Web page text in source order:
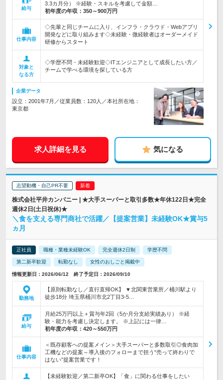
給与
3.3カ月分） ※経験・スキルを考慮して金額…
初年度の年収： 350～900万円
仕事内容
◇先輩と同じチームに入り、インフラ・クラウド・Webアプリ
開発などに取り組みます◇未経験・微経験者はオーダーメイド
研修からスタート
対象と
なる方
◇学歴不問・未経験歓迎◇ITエンジニアとして成長したい方／
チームで学べる環境を探している方
企業データ
設立：2001年7月／従業員数：120人／本社所在地：
東京都
求人詳細を見る 気になる
志望動機・自己PR不要
株式会社平井カンパニー | ★大手スーパーと取引多数★年休122日★完全
週休2日(土日祝休)★
＼食を支える専門商社で活躍／【提案営業】未経験OK★賞与5
ヵ月
正社員 職種・業種未経験OK 完全週休2日制 学歴不問
第二新卒歓迎 転勤なし 女性のおしごと掲載中
情報更新日：2026/06/12 終了予定日：2026/09/10
勤務地
【原則転勤なし／直行直帰OK】 ▼北関東営業所／桶川駅より
徒歩18分 埼玉県桶川市北2丁目3-5…
給与
月給25万円以上＋賞与年2回（5か月分支給実績あり） ※経
験・能力を考慮し決定します。 ※上記には一律…
初年度の年収： 420～550万円
仕事内容
＜既存顧客への提案メイン＞大手スーパーと多数取引◎食肉加
工機などの提案～導入後のフォローまで担う“売って終わりで
はない”提案営業です！
【未経験歓迎／第二新卒OK】「食」に関わる仕事をしたい